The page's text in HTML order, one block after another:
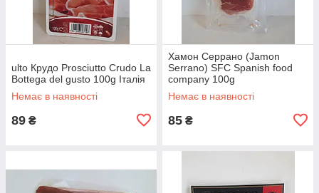
ulto Крудо Prosciutto Crudo La
Bottega del gusto 100g Італія
Немає в наявності
89 ₴
Хамон Серрано (Jamon
Serrano) SFC Spanish food
company 100g
Немає в наявності
85 ₴